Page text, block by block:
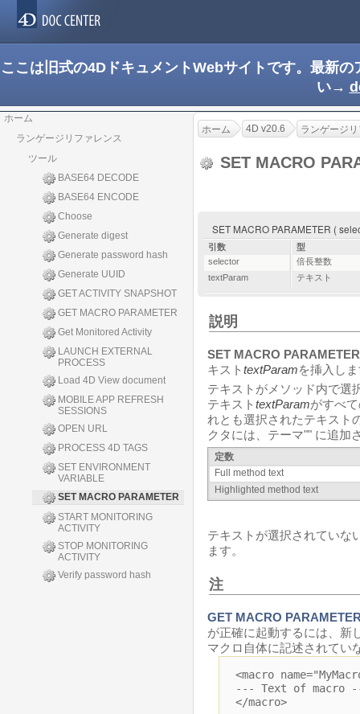
ここは旧式の4DドキュメントWebサイトです。最新
い→
ホーム
ランゲージリファレンス
ツール
BASE64 DECODE
BASE64 ENCODE
Choose
Generate digest
Generate password hash
Generate UUID
GET ACTIVITY SNAPSHOT
GET MACRO PARAMETER
Get Monitored Activity
LAUNCH EXTERNAL
PROCESS
Load 4D View document
MOBILE APP REFRESH
SESSIONS
OPEN URL
PROCESS 4D TAGS
SET ENVIRONMENT
VARIABLE
SET MACRO PARAMETER
START MONITORING
ACTIVITY
STOP MONITORING
ACTIVITY
Verify password hash
ホーム 4D v20.6 ランゲージ
SET MACRO
SET MACRO PARAMETER (
引数
型
selector
倍長整数
textParam
テキスト
説明
SET MACRO PARAMETER
キスト textParamを挿入し
テキストがメソッド内で選
テキスト textParamがすべ
れとも選択されたテキスト
クタには、テーマ"" に追加
定数
Full method text
Highlighted method text
テキストが選択されていな
ます。
注
GET MACRO
が正確に起動するには、新
マクロ自体に記述されてい
<macro
--- Text of macro
</macro>